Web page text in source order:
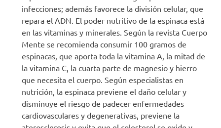
infecciones; además favorece la división celular, que
repara el ADN. El poder nutritivo de la espinaca está
en las vitaminas y minerales. Según la revista Cuerpo
Mente se recomienda consumir 100 gramos de
espinacas, que aporta toda la vitamina A, la mitad de
la vitamina C, la cuarta parte de magnesio y hierro
que necesita el cuerpo. Según especialistas en
nutrición, la espinaca previene el daño celular y
disminuye el riesgo de padecer enfermedades
cardiovasculares y degenerativas, previene la